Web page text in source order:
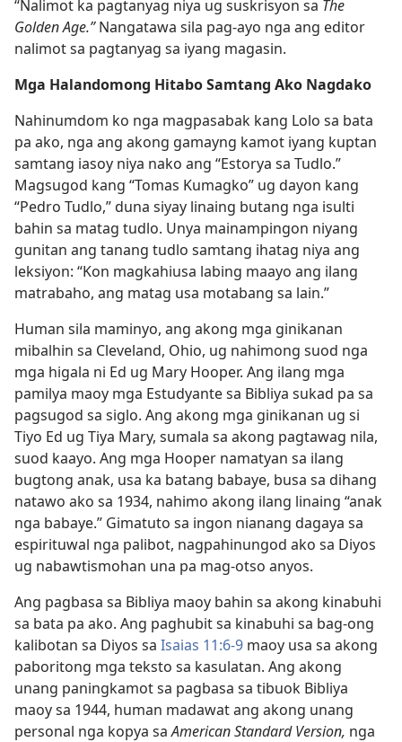
“Nalimot ka pagtanyag niya ug suskrisyon sa The
Golden Age.”Nangatawa sila pag-ayo nga ang editor
nalimot sa pagtanyag sa iyang magasin.
Mga Halandomong Hitabo Samtang Ako Nagdako
Nahinumdom ko nga magpasabak kang Lolo sa bata
pa ako, nga ang akong gamayng kamot iyang kuptan
samtang iasoy niya nako ang “Estorya sa Tudlo.”
Magsugod kang “Tomas Kumagko” ug dayon kang
“Pedro Tudlo,” duna siyay linaing butang nga isulti
bahin sa matag tudlo. Unya mainampingon niyang
gunitan ang tanang tudlo samtang ihatag niya ang
leksiyon: “Kon magkahiusa labing maayo ang ilang
matrabaho, ang matag usa motabang sa lain.”
Human sila maminyo, ang akong mga ginikanan
mibalhin sa Cleveland, Ohio, ug nahimong suod nga
mga higala ni Ed ug Mary Hooper. Ang ilang mga
pamilya maoy mga Estudyante sa Bibliya sukad pa sa
pagsugod sa siglo. Ang akong mga ginikanan ug si
Tiyo Ed ug Tiya Mary, sumala sa akong pagtawag nila,
suod kaayo. Ang mga Hooper namatyan sa ilang
bugtong anak, usa ka batang babaye, busa sa dihang
natawo ako sa 1934, nahimo akong ilang linaing “anak
nga babaye.” Gimatuto sa ingon nianang dagaya sa
espirituwal nga palibot, nagpahinungod ako sa Diyos
ug nabawtismohan una pa mag-otso anyos.
Ang pagbasa sa Bibliya maoy bahin sa akong kinabuhi
sa bata pa ako. Ang paghubit sa kinabuhi sa bag-ong
kalibotan sa Diyos sa Isaias 11:6-9 maoy usa sa akong
paboritong mga teksto sa kasulatan. Ang akong
unang paningkamot sa pagbasa sa tibuok Bibliya
maoy sa 1944, human madawat ang akong unang
personal nga kopya saAmerican Standard Version, nga